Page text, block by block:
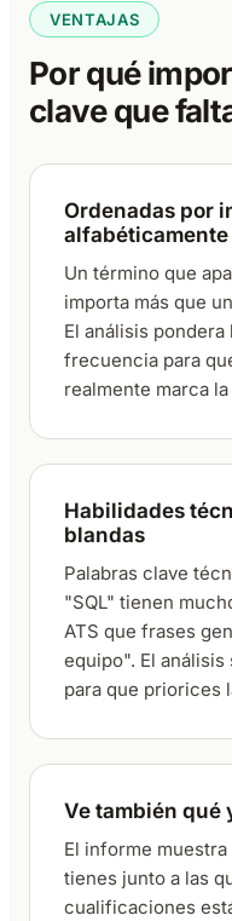
VENTAJAS
Por qué
clave que
Ordenadas por
alfabéticamente
Un término que
importa más que
El análisis
frecuencia para
realmente marca
Habilidades
blandas
Palabras clave
"SQL" tienen
ATS que frases
equipo". El análisis
para que priorices
Ve también qué
El informe
tienes junto a las
cualificaciones